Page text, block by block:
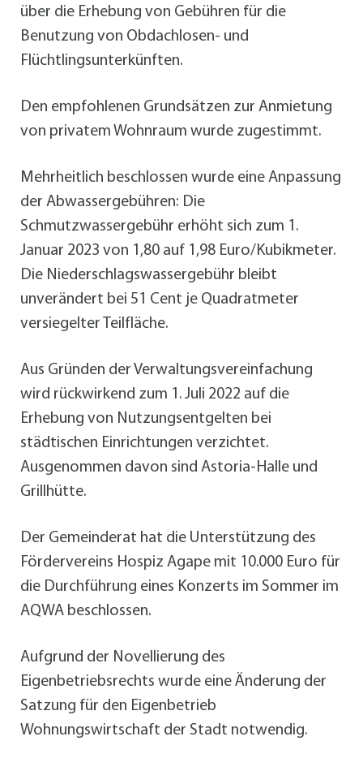
über die Erhebung von Gebühren für die
Benutzung von Obdachlosen- und
Flüchtlingsunterkünften.
Den empfohlenen Grundsätzen zur Anmietung
von privatem Wohnraum wurde zugestimmt.
Mehrheitlich beschlossen wurde eine Anpassung
der Abwassergebühren: Die
Schmutzwassergebühr erhöht sich zum 1.
Januar 2023 von 1,80 auf 1,98 Euro/Kubikmeter.
Die Niederschlagswassergebühr bleibt
unverändert bei 51 Cent je Quadratmeter
versiegelter Teilfläche.
Aus Gründen der Verwaltungsvereinfachung
wird rückwirkend zum 1. Juli 2022 auf die
Erhebung von Nutzungsentgelten bei
städtischen Einrichtungen verzichtet.
Ausgenommen davon sind Astoria-Halle und
Grillhütte.
Der Gemeinderat hat die Unterstützung des
Fördervereins Hospiz Agape mit 10.000 Euro für
die Durchführung eines Konzerts im Sommer im
AQWA beschlossen.
Aufgrund der Novellierung des
Eigenbetriebsrechts wurde eine Änderung der
Satzung für den Eigenbetrieb
Wohnungswirtschaft der Stadt notwendig.